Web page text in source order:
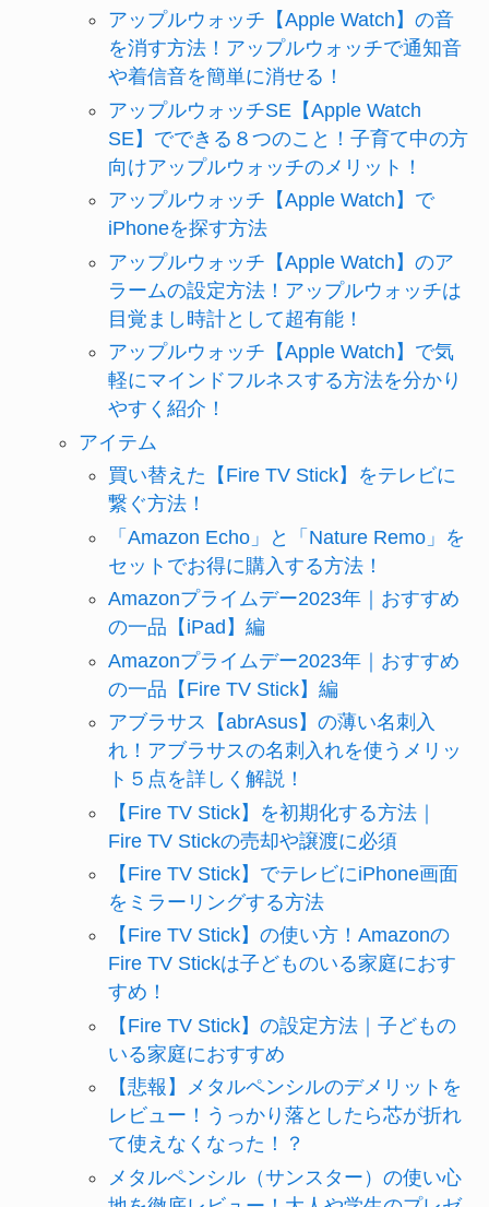
アップルウォッチ【Apple Watch】の音
を消す方法！アップルウォッチで通知音
や着信音を簡単に消せる！
アップルウォッチSE【Apple Watch
SE】でできる８つのこと！子育て中の方
向けアップルウォッチのメリット！
アップルウォッチ【Apple Watch】で
iPhoneを探す方法
アップルウォッチ【Apple Watch】のア
ラームの設定方法！アップルウォッチは
目覚まし時計として超有能！
アップルウォッチ【Apple Watch】で気
軽にマインドフルネスする方法を分かり
やすく紹介！
アイテム
買い替えた【Fire TV Stick】をテレビに
繋ぐ方法！
「Amazon Echo」と「Nature Remo」を
セットでお得に購入する方法！
Amazonプライムデー2023年｜おすすめ
の一品【iPad】編
Amazonプライムデー2023年｜おすすめ
の一品【Fire TV Stick】編
アブラサス【abrAsus】の薄い名刺入
れ！アブラサスの名刺入れを使うメリッ
ト５点を詳しく解説！
【Fire TV Stick】を初期化する方法｜
Fire TV Stickの売却や譲渡に必須
【Fire TV Stick】でテレビにiPhone画面
をミラーリングする方法
【Fire TV Stick】の使い方！Amazonの
Fire TV Stickは子どものいる家庭におす
すめ！
【Fire TV Stick】の設定方法｜子どもの
いる家庭におすすめ
【悲報】メタルペンシルのデメリットを
レビュー！うっかり落としたら芯が折れ
て使えなくなった！？
メタルペンシル（サンスター）の使い心